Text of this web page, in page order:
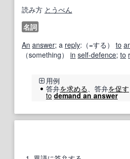
読み方 とうべん
名詞
An answer; a reply:（=する） to
（something） in self-defence; to
用例
答弁を求める、答弁を促す
to demand an answer